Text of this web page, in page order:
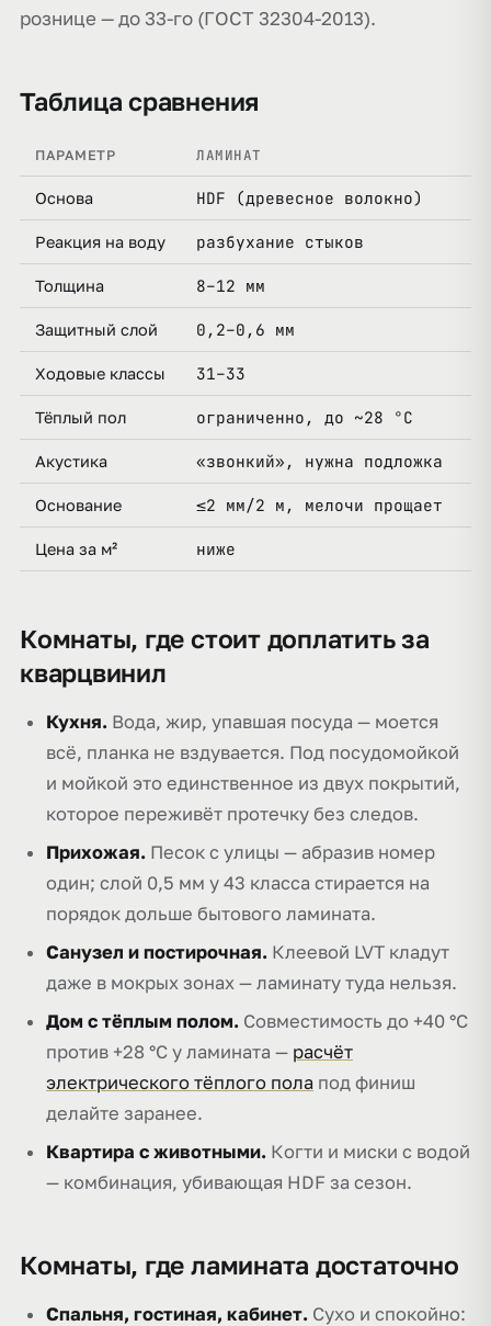
рознице — до 33-го (ГОСТ 32304-2013).
Таблица сравнения
ПАРАМЕТР ЛАМИНАТ
Основа HDF (древесное волокно)
Реакция на воду разбухание стыков
Толщина 8–12 мм
Защитный слой 0,2–0,6 мм
Ходовые классы 31–33
Тёплый пол ограниченно, до ~28 °C
Акустика «звонкий», нужна подложка
Основание ≤2 мм/2 м, мелочи прощает
Цена за м² ниже
Комнаты, где стоит доплатить за
кварцвинил
Кухня. Вода, жир, упавшая посуда — моется
всё, планка не вздувается. Под посудомойкой
и мойкой это единственное из двух покрытий,
которое переживёт протечку без следов.
Прихожая. Песок с улицы — абразив номер
один; слой 0,5 мм у 43 класса стирается на
порядок дольше бытового ламината.
Санузел и постирочная. Клеевой LVT кладут
даже в мокрых зонах — ламинату туда нельзя.
Дом с тёплым полом. Совместимость до +40 °C
против +28 °C у ламината — расчёт
электрического тёплого пола под финиш
делайте заранее.
Квартира с животными. Когти и миски с водой
— комбинация, убивающая HDF за сезон.
Комнаты, где ламината достаточно
Спальня, гостиная, кабинет. Сухо и спокойно: